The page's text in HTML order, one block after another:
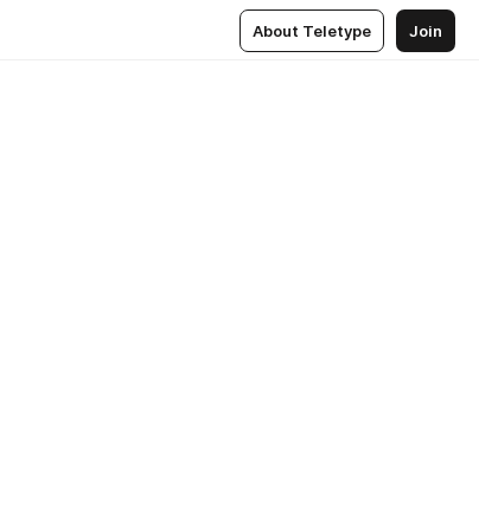
About Teletype Join